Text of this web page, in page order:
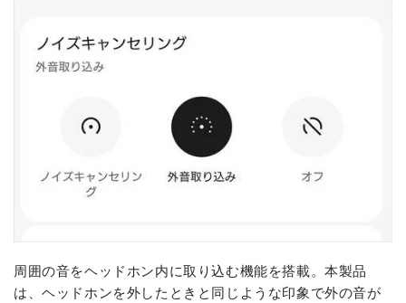
周囲の音をヘッドホン内に取り込む機能を搭載。本製品
は、ヘッドホンを外したときと同じような印象で外の音が